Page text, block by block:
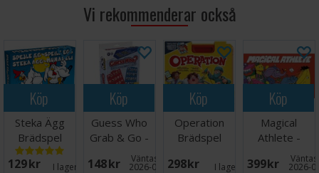
Roligt aktivitetsspel fyllt med rörelse, ljud och lekfulla
Innehåller älskade Bamse-figurer och färgglada
spelkomponenter
Stimulerar koordination, kreativitet och aktivt
deltagande
Enkel spelmekanik som är perfekt för små barn och
familjer
Passar för 2–4 spelare från 3 år och uppåt
Bamse Aktivitetsspel är det perfekta valet för barn som
Vi rekommenderar också
Köp
Steka Ägg
Brädspel
129 SEK I lager: 16
Köp
Guess Who
Grab & Go -
Reseutgåva
148 SEK Väntas in:
2026-08-27
Köp
Operation
Brädspel
298 SEK I lager: 4
Köp
Magical
Athlete -
NORSK
399 SEK 2026-